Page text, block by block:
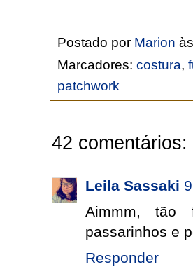
Postado por Marion às
Marcadores: costura,
patchwork
42 comentários:
Leila Sassaki
Aimmm, tão
passarinhos e
Responder